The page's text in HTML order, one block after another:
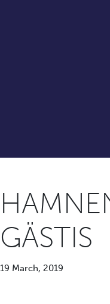
GÄSTIS
19 March, 2019